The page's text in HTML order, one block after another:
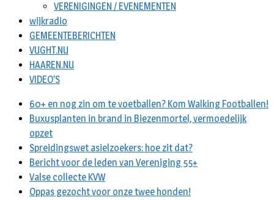
VERENIGINGEN / EVENEMENTEN
wijkradio
GEMEENTEBERICHTEN
VUGHT.NU
HAAREN.NU
VIDEO’S
60+ en nog zin om te voetballen? Kom Walking Footballen!
Buxusplanten in brand in Biezenmortel, vermoedelijk
opzet
Spreidingswet asielzoekers: hoe zit dat?
Bericht voor de leden van Vereniging 55+
Valse collecte KVW
Oppas gezocht voor onze twee honden!